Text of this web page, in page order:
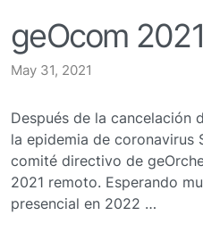
geOcom 2021
May 31, 2021
Después de la cancelación
la epidemia de coronavirus
comité directivo de
2021 remoto. Esperando
presencial en 2022 …